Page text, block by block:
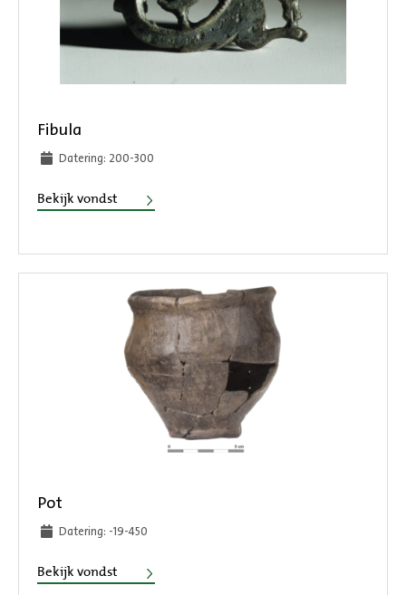
Fibula
Datering: 200-300
Bekijk vondst Fibula
Pot
Datering: -19-450
Bekijk vondst